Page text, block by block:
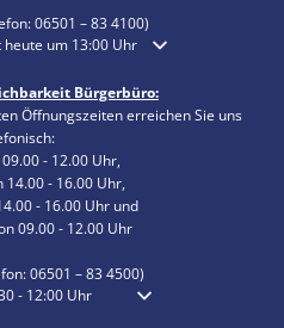
06501 – 83 4100)
oder Schließzeiten
um 13:00 Uhr
Bürgerbüro:
Öffnungszeiten erreichen Sie uns
- 12.00 Uhr,
14.00 - 16.00 Uhr,
- 16.00 Uhr und
09.00 - 12.00 Uhr
06501 – 834500)
Öffnungs- oder Schließzeiten
- 12:00Uhr Von 08:30 bis 12:00 Uhr